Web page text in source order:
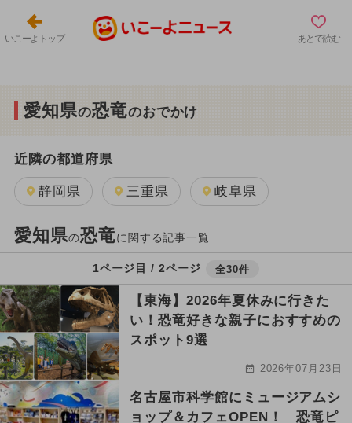
いこーよトップ あとで読む
愛知県の恐竜のおでかけ
近隣の都道府県
静岡県 三重県 岐阜県
愛知県の恐竜に関する記事一覧
1ページ目 / 2ページ 全30件
【東海】2026年夏休みに行きた
い！恐竜好きな親子におすすめの
スポット9選
2026年07月23日
名古屋市科学館にミュージアムシ
ョップ＆カフェOPEN！ 恐竜ピ